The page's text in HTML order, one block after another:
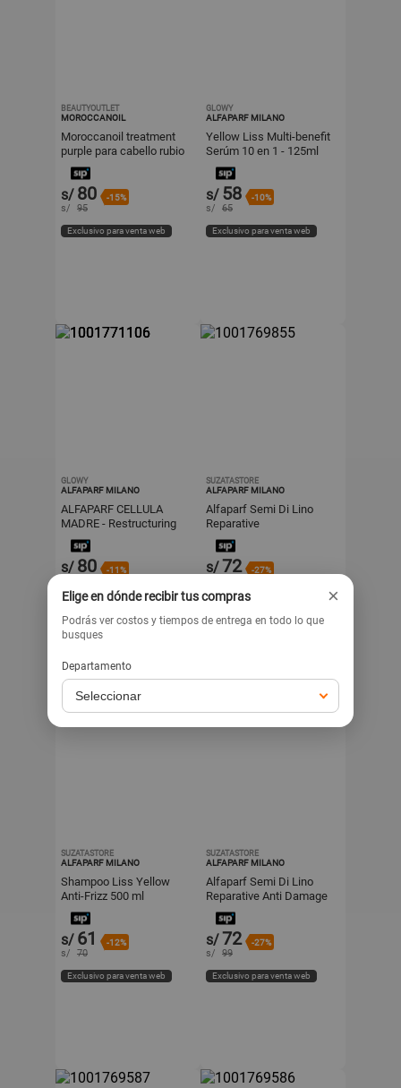
BEAUTYOUTLET
MOROCCANOIL
Moroccanoil treatment
purple para cabello rubio
decolorado o canoso
travel 25 ml
s/ 80 -15%
s/ 95
Exclusivo para venta web
GLOWY
ALFAPARF MILANO
Yellow Liss Multi-benefit
Serúm 10 en 1 - 125ml
s/ 58 -10%
s/ 65
Exclusivo para venta web
GLOWY
ALFAPARF MILANO
ALFAPARF CELLULA
MADRE - Restructuring
Multiplier 150ml
s/ 80 -11%
Exclusivo para venta web
SUZATASTORE
ALFAPARF MILANO
Alfaparf Semi Di Lino
Reparative
Reconstruction Fluido
Anti Rotura 125 ml
s/72 -27%
Exclusivo para venta web
SUZATASTORE
ALFAPARF MILANO
Shampoo Liss Yellow
Anti-Frizz 500 ml
s/ 61 -12%
s/ 70
Exclusivo para venta web
SUZATASTORE
ALFAPARF MILANO
Alfaparf Semi Di Lino
Reparative Anti Damage
Shield Cream 125 ml
s/72 -27%
s/ 99
Exclusivo para venta web
Elige en dónde recibir tus compras ×
Podrás ver costos y tiempos de entrega en todo lo que
busques
Departamento